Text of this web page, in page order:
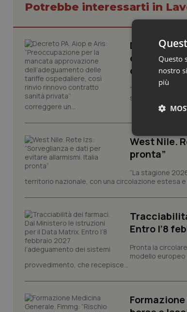
Potrebbe interessarti in
Decreto
contratto
“Nel Decreto PA
correggere un...
West Nile.
pronta”
“La stagione
territorio nazionale, con una circolazione estesa
Entro l’8
Pronta la
modello
provvedimento, che recepisce...
Questo
nostro
più
I
e
Nome